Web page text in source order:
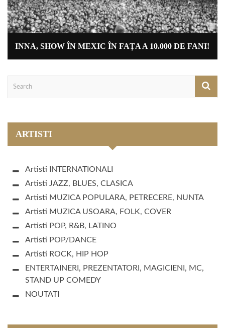
INNA, SHOW ÎN MEXIC ÎN FAȚA A 10.000 DE FANI!
ARTISTI
Artisti INTERNATIONALI
Artisti JAZZ, BLUES, CLASICA
Artisti MUZICA POPULARA, PETRECERE, NUNTA
Artisti MUZICA USOARA, FOLK, COVER
Artisti POP, R&B, LATINO
Artisti POP/DANCE
Artisti ROCK, HIP HOP
ENTERTAINERI, PREZENTATORI, MAGICIENI, MC,
STAND UP COMEDY
NOUTATI